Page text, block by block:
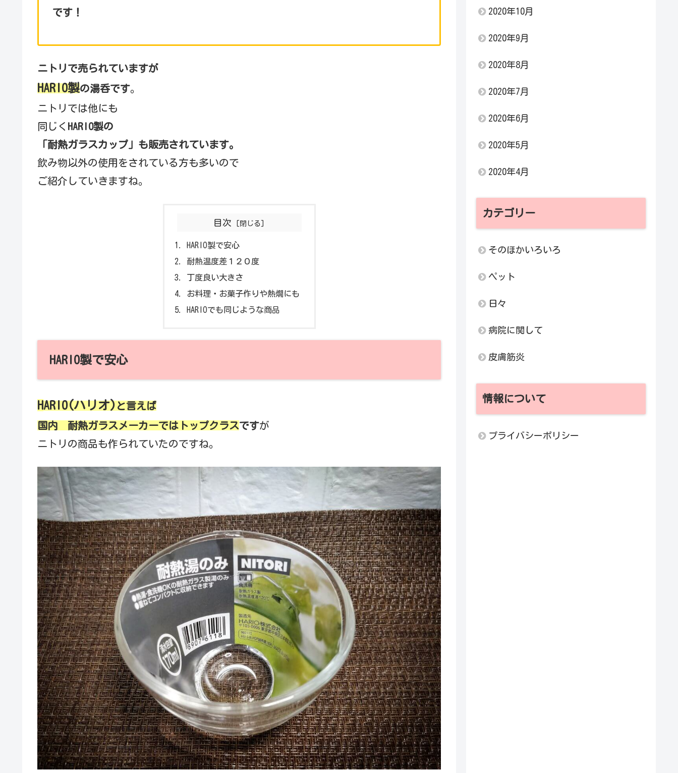
です！
ニトリで売られていますが
HARIO製の湯呑です。
ニトリでは他にも
同じく HARIO製の
「耐熱ガラスカップ」も販売されています。
飲み物以外の使用をされている方も多いので
ご紹介していきますね。
目次
HARIO製で安心
耐熱温度差１２０度
丁度良い大きさ
お料理・お菓子作りや熱燗にも
HARIOでも同じような商品
HARIO製で安心
HARIO(ハリオ) と言えば
国内 耐熱ガラスメーカーではトップクラスですが
ニトリの商品も作られていたのですね。
2020年10月
2020年9月
2020年8月
2020年7月
2020年6月
2020年5月
2020年4月
カテゴリー
そのほかいろいろ
ペット
日々
病院に関して
皮膚筋炎
情報について
プライバシーポリシー